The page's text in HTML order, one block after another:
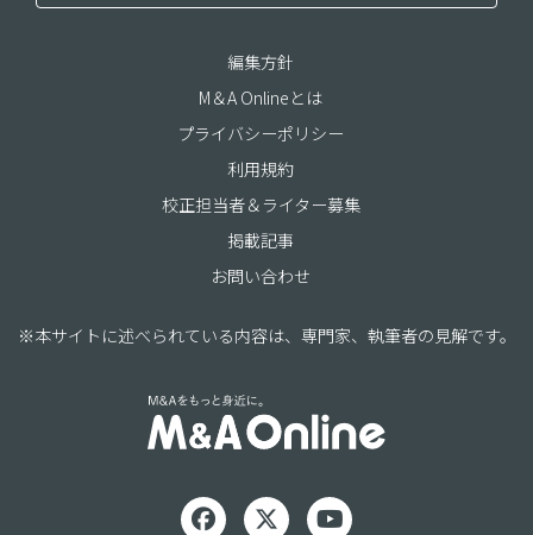
編集方針
M＆A Onlineとは
プライバシーポリシー
利用規約
校正担当者＆ライター募集
掲載記事
お問い合わせ
※本サイトに述べられている内容は、専門家、執筆者の見解です。